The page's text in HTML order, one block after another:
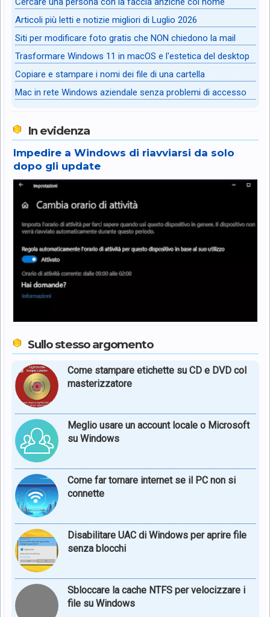
Articoli più letti e notizie migliori di Luglio 2026
Siti per modificare foto gratis che NON chiedono la mail
Trasformare Windows 11 in macOS e l'estetica del desktop
Copiare e stampare i nomi dei file di una cartella
Mac in rete Windows aziendale senza problemi di accesso
In evidenza
Impedire a Windows di riavviarsi da solo
dopo gli update
Sullo stesso argomento
Come stampare etichette su CD e DVD col
masterizzatore
Meglio usare un account locale o Microsoft
su Windows
Come far tornare internet se il PC non si
connette
Disabilitare UAC di Windows per aprire file
senza blocchi
Sbloccare la cache NTFS per velocizzare i
file su Windows